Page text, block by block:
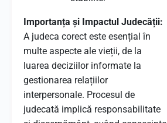
Importanța și Impactul Judecății:
A judeca corect este esențial în
multe aspecte ale vieții, de la
luarea deciziilor informate la
gestionarea relațiilor
interpersonale. Procesul de
judecată implică responsabilitate